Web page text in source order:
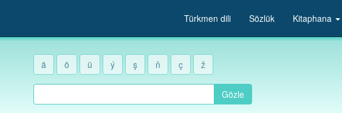
Türkmen dili Sözlük Kitaphana
ä ö ü ý ş ň ç ž
Gözle